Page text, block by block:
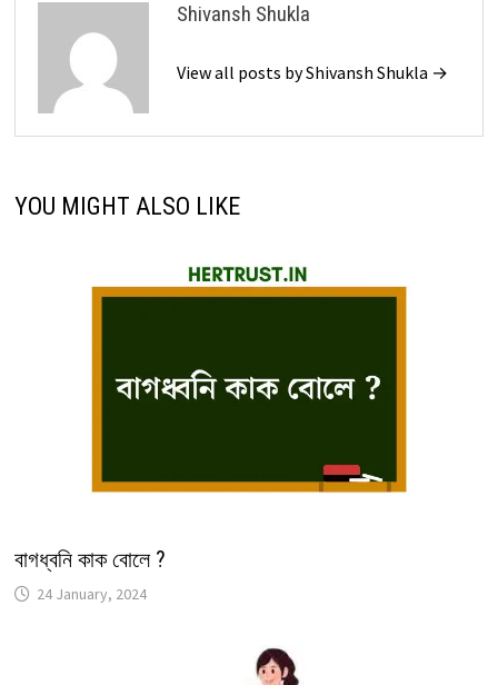
Shivansh Shukla
View all posts by Shivansh Shukla →
YOU MIGHT ALSO LIKE
বাগধ্বনি কাক বোলে ?
24 January, 2024